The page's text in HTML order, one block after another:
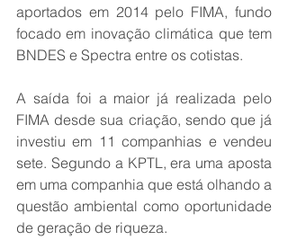
aportados em 2014 pelo FIMA, fundo
focado em inovação climática que tem
BNDES e Spectra entre os cotistas.
A saída foi a maior já realizada pelo
FIMA desde sua criação, sendo que já
investiu em 11 companhias e vendeu
sete. Segundo a KPTL, era uma aposta
em uma companhia que está olhando a
questão ambiental como oportunidade
de geração de riqueza.